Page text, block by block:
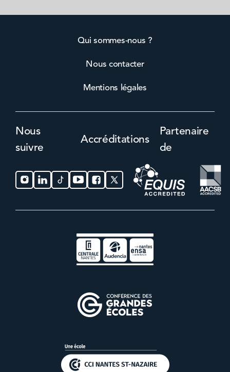
Qui sommes-nous ?
Nous contacter
Mentions légales
Nous
suivre
Accréditations
Partenaire
de